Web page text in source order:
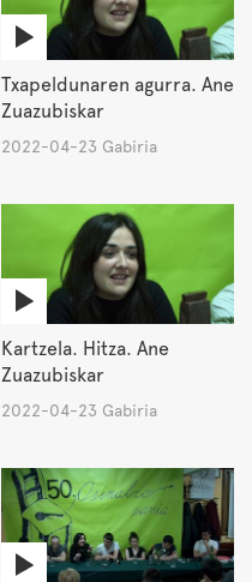
Txapeldunaren agurra. Ane
Zuazubiskar
2022-04-23 Gabiria
Kartzela. Hitza. Ane
Zuazubiskar
2022-04-23 Gabiria